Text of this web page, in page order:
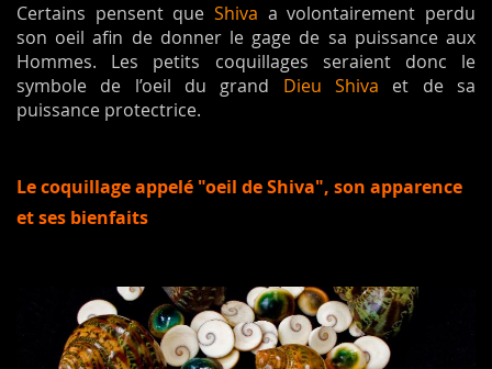
Certains pensent que Shiva a volontairement perdu
son oeil afin de donner le gage de sa puissance aux
Hommes. Les petits coquillages seraient donc le
symbole de l’oeil du grand Dieu Shiva et de sa
puissance protectrice.
Le coquillage appelé "oeil de Shiva", son apparence
et ses bienfaits